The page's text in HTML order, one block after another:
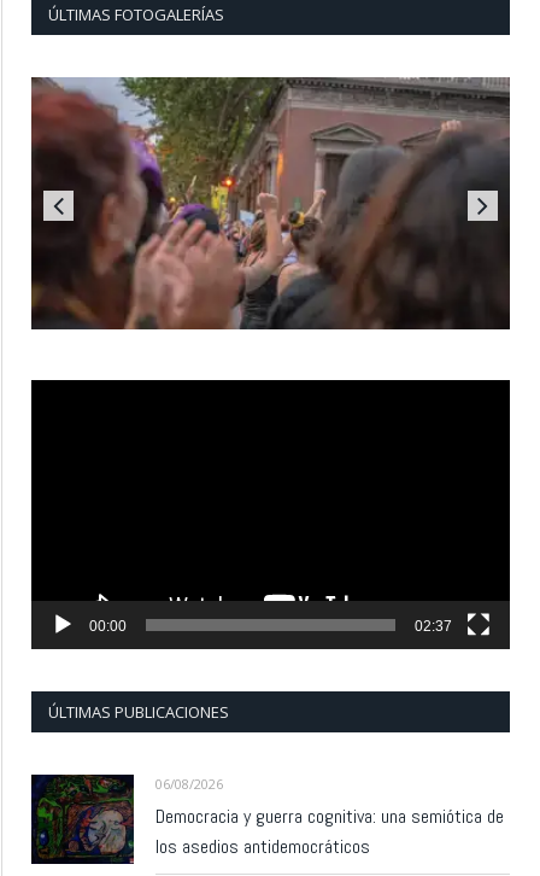
ÚLTIMAS FOTOGALERÍAS
00:00 02:37
ÚLTIMAS PUBLICACIONES
06/08/2026
Democracia y guerra cognitiva: una semiótica de
los asedios antidemocráticos